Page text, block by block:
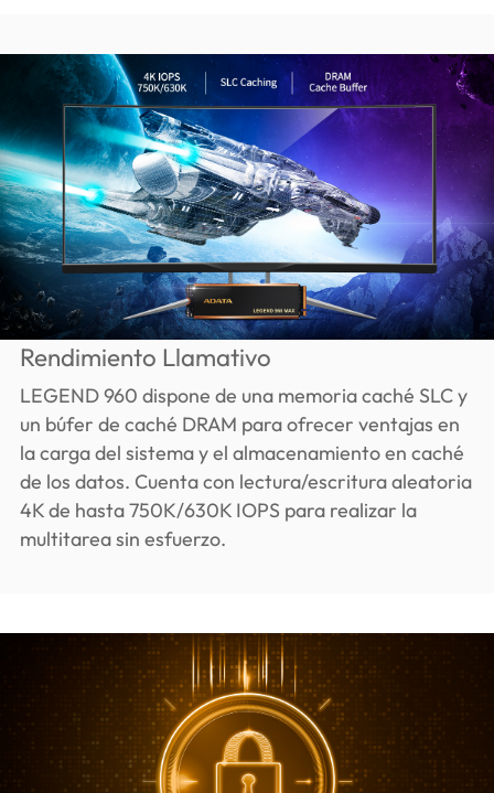
Rendimiento Llamativo
LEGEND 960 dispone de una memoria caché SLC y
un búfer de caché DRAM para ofrecer ventajas en
la carga del sistema y el almacenamiento en caché
de los datos. Cuenta con lectura/escritura aleatoria
4K de hasta 750K/630K IOPS para realizar la
multitarea sin esfuerzo.